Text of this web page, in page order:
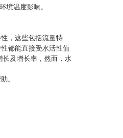
温度影响。
，这些包括流量特
都能直接受水活性值
及增长率，然而，水
。